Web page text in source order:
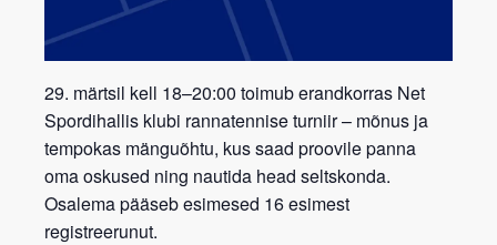
29. märtsil kell 18–20:00 toimub erandkorras Net
Spordihallis klubi rannatennise turniir – mõnus ja
tempokas mänguõhtu, kus saad proovile panna
oma oskused ning nautida head seltskonda.
Osalema pääseb esimesed 16 esimest
registreerunut.